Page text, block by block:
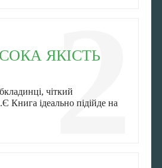
2
ЯКІСТЬ
чіткий
Книга ідеально підійде на